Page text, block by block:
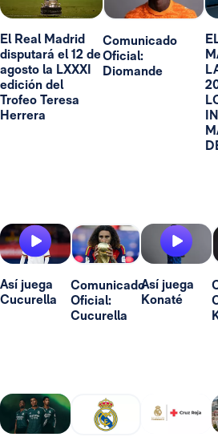
El Real Madrid
disputará el 12 de
agosto la LXXXI
edición del
Trofeo Teresa
Herrera
Comunicado
Oficial:
Diomande
Así juega
Cucurella
Comunicado
Oficial:
Cucurella
Así juega
Konaté